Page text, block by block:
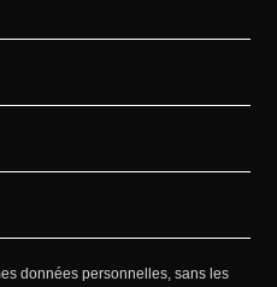
données personnelles, sans les